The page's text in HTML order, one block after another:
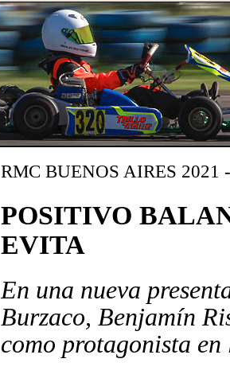
RMC BUENOS AIRES 2021
POSITIVO
EVITA
En una nueva
Burzaco, Benjamín
como protagonista